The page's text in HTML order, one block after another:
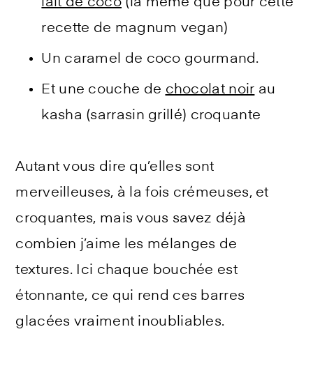
lait de coco (la même que pour cette
recette de magnum vegan)
Un caramel de coco gourmand.
Et une couche de chocolat noir au
kasha (sarrasin grillé) croquante
Autant vous dire qu’elles sont
merveilleuses, à la fois crémeuses, et
croquantes, mais vous savez déjà
combien j’aime les mélanges de
textures. Ici chaque bouchée est
étonnante, ce qui rend ces barres
glacées vraiment inoubliables.